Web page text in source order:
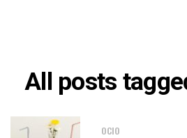
All posts
OCIO